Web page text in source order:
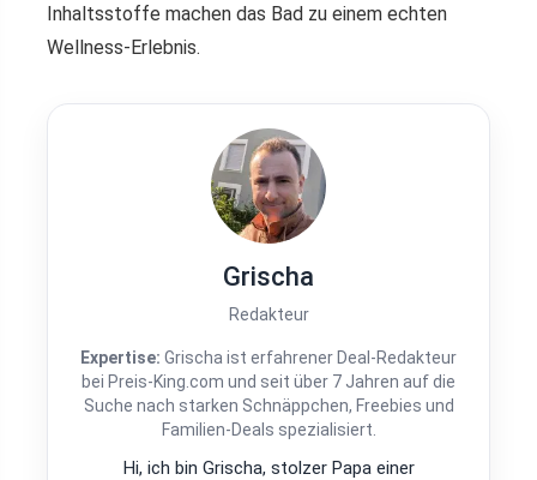
Inhaltsstoffe machen das Bad zu einem echten
Wellness-Erlebnis.
Grischa
Redakteur
Expertise: Grischa ist erfahrener Deal-Redakteur
bei Preis-King.com und seit über 7 Jahren auf die
Suche nach starken Schnäppchen, Freebies und
Familien-Deals spezialisiert.
Hi, ich bin Grischa, stolzer Papa einer